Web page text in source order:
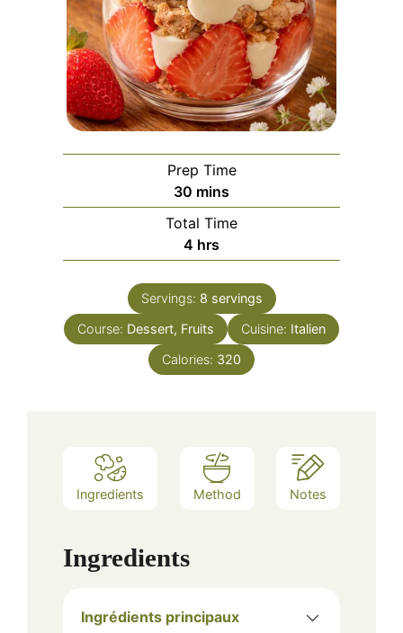
Prep Time
30 minutes
mins
Total Time
4 hours
hrs
Servings: 8 servings
Course: Dessert, Fruits Cuisine: Italien
Calories: 320
Ingredients Method Notes
Ingredients
Ingrédients principaux